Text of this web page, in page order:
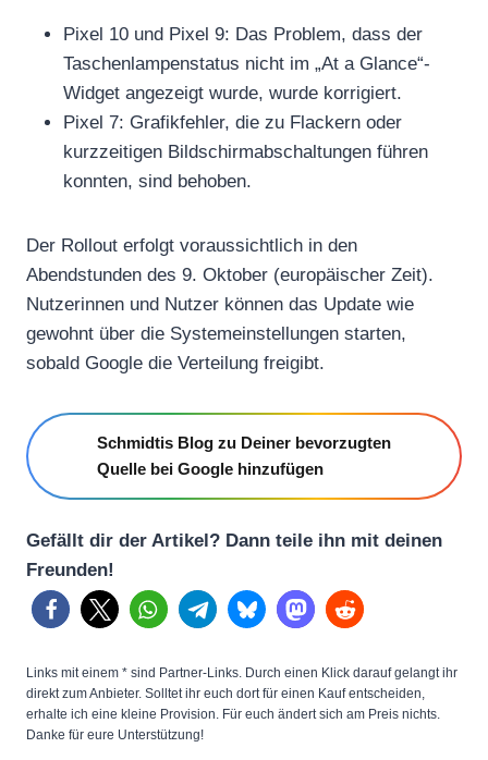
Pixel 10 und Pixel 9: Das Problem, dass der
Taschenlampenstatus nicht im „At a Glance“-
Widget angezeigt wurde, wurde korrigiert.
Pixel 7: Grafikfehler, die zu Flackern oder
kurzzeitigen Bildschirmabschaltungen führen
konnten, sind behoben.
Der Rollout erfolgt voraussichtlich in den
Abendstunden des 9. Oktober (europäischer Zeit).
Nutzerinnen und Nutzer können das Update wie
gewohnt über die Systemeinstellungen starten,
sobald Google die Verteilung freigibt.
Schmidtis Blog zu Deiner bevorzugten
Quelle bei Google hinzufügen
Gefällt dir der Artikel? Dann teile ihn mit deinen
Freunden!
Links mit einem * sind Partner-Links. Durch einen Klick darauf gelangt ihr
direkt zum Anbieter. Solltet ihr euch dort für einen Kauf entscheiden,
erhalte ich eine kleine Provision. Für euch ändert sich am Preis nichts.
Danke für eure Unterstützung!